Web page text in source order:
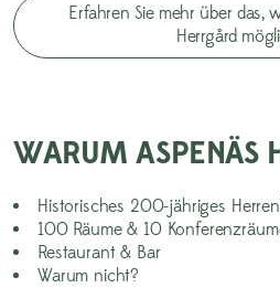
Erfahren Sie mehr über das,
Herrgård
WARUM ASPENÄS
Historisches 200-jähriges
100 Räume & 10
Restaurant & Bar
Warum nicht?